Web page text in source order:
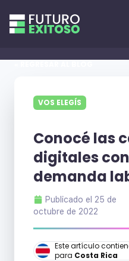
VOS ELEGÍS
Conocé las
digitales
demanda
Publicado el 25 de
octubre de 2022
Este artículo
para Costa Rica